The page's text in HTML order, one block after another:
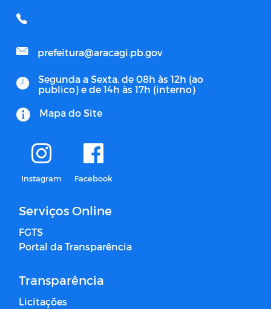
prefeitura@aracagi.pb.gov
Segunda a Sexta, de 08h às 12h (ao
publico) e de 14h às 17h (interno)
Mapa do Site
Instagram Facebook
Serviços Online
FGTS
Portal da Transparência
Transparência
Licitações